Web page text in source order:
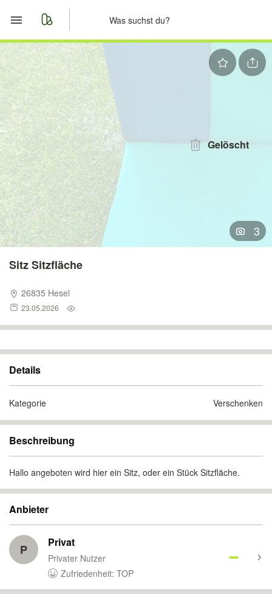
Start
Merkliste
Nachrichten
Anzeige aufgeben
Gelöscht
3
Sitz Sitzfläche
26835 Hesel
23.05.2026
Details
Kategorie Verschenken
Beschreibung
Hallo angeboten wird hier ein Sitz, oder ein Stück Sitzfläche.
Anbieter
P Privat
Privater Nutzer
Zufriedenheit: TOP